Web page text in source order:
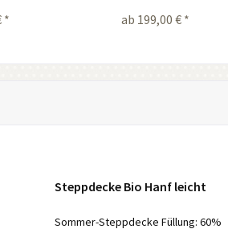
* ab 199,00 € *
Steppdecke Bio Hanf leicht
Sommer-Steppdecke Füllung: 60%